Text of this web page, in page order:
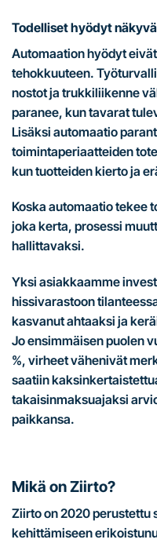
Todelliset hyödyt
Automaation hyödyt
tehokkuuteen.
nostot ja trukkiliikenne
paranee, kun tavarat
Lisäksi automaatio
toimintaperiaatteiden
kun tuotteiden kierto ja
Koska automaatio tekee
joka kerta, prosessi
hallittavaksi.
Yksi asiakkaamme
hissivarastoon
kasvanut ahtaaksi ja
Jo ensimmäisen puolen
%, virheet vähenivät
saatiin
takaisinmaksuajaksi
paikkansa.
Mikä on Ziirto?
Ziirto on 2020 perustettu
kehittämiseen